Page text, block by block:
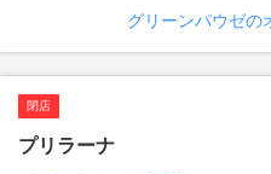
グリーンパウゼの
閉店
プリラーナ